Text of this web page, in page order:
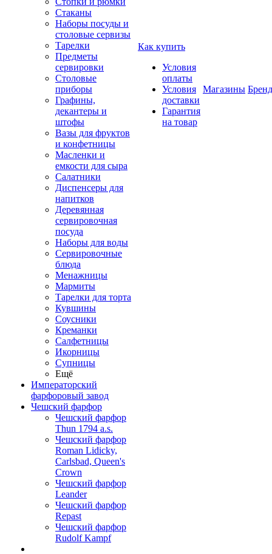
Стаканы
Наборы посуды и
столовые сервизы
Тарелки
Предметы
сервировки
Столовые
приборы
Графины,
декантеры и
штофы
Вазы для фруктов
и конфетницы
Масленки и
емкости для сыра
Салатники
Диспенсеры для
напитков
Деревянная
сервировочная
посуда
Наборы для воды
Сервировочные
блюда
Менажницы
Мармиты
Тарелки для торта
Кувшины
Соусники
Креманки
Салфетницы
Икорницы
Супницы
Ещё
Императорский
фарфоровый завод
Чешский фарфор
Чешский фарфор
Thun 1794 a.s.
Чешский фарфор
Roman Lidicky,
Carlsbad, Queen's
Crown
Чешский фарфор
Leander
Чешский фарфор
Repast
Чешский фарфор
Rudolf Kampf
Как купить
Условия
оплаты
Условия
доставки
Гарантия
на товар
Магазины